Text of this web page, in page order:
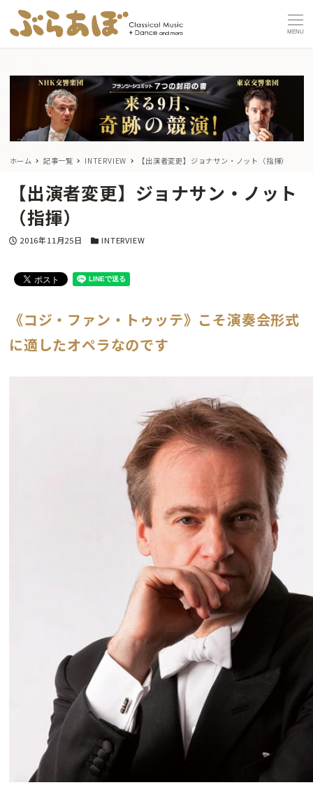
MENU
ホーム 記事一覧 INTERVIEW 【出演者変更】ジョナサン・ノット（指揮）
【出演者変更】ジョナサン・ノット
（指揮）
投稿日
2016年11月25日 カテゴリー
INTERVIEW
《コジ・ファン・トゥッテ》こそ演奏会形式
に適したオペラなのです